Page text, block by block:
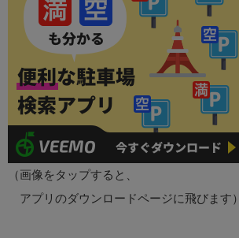
（画像をタップすると、
アプリのダウンロードページに飛びます）